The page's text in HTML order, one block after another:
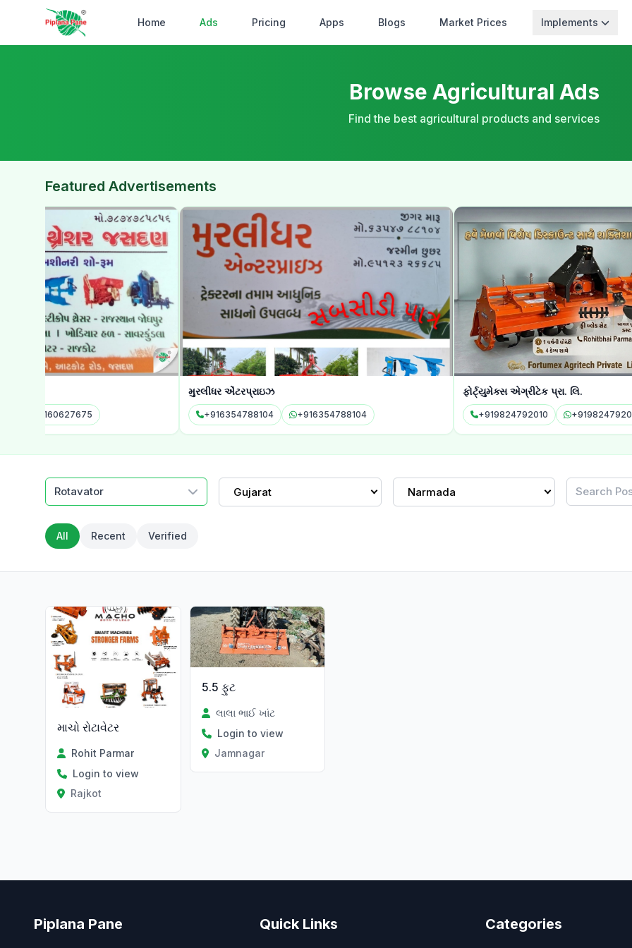
Home Ads Pricing Apps Blogs Market Prices Implements
Browse Agricultural Ads
Find the best agricultural products and services
Featured Advertisements
+916354788104 +916354788104 +919824792010 +919824792010
Rotavator Gujarat Narmada
All Recent Verified
માચો રોટાવેટર
Rohit Parmar
Login to view
Rajkot
5.5 ફુટ
લાલા ભાઈ ખાંટ
Login to view
Jamnagar
Piplana Pane Quick Links Categories